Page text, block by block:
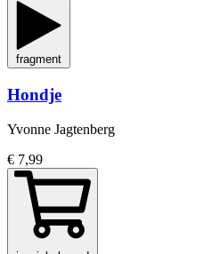
fragment
Hondje
Yvonne Jagtenberg
€ 7,99